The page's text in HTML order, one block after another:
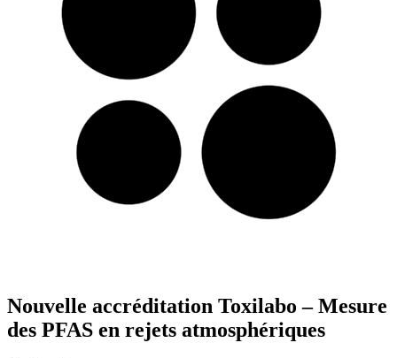
Nouvelle accréditation Toxilabo – Mesure
des PFAS en rejets atmosphériques